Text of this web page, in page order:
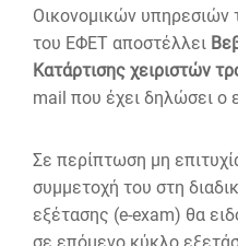
Οικονομικών υπηρεσιών
του ΕΦΕΤ αποστέλλει
Κατάρτισης χειριστών
mail που έχει δηλώσει ο
Σε περίπτωση μη
συμμετοχή του στη
εξέτασης (e-exam) θα